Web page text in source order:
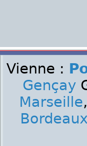
Vienne :
Gençay
Marseille,
Bordeaux